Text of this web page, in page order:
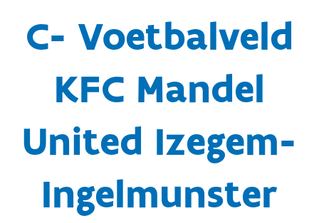
C- Voetbalveld
KFC Mandel
United Izegem-
Ingelmunster